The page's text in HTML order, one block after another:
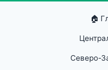
🏠
Северо-